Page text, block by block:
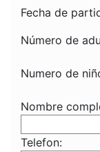
Fecha de
Número de
Numero de
Nombre
Telefon: